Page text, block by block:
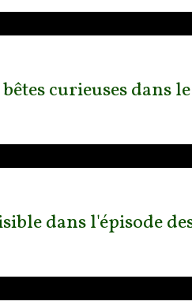
curieuses dans
dans l'épisode